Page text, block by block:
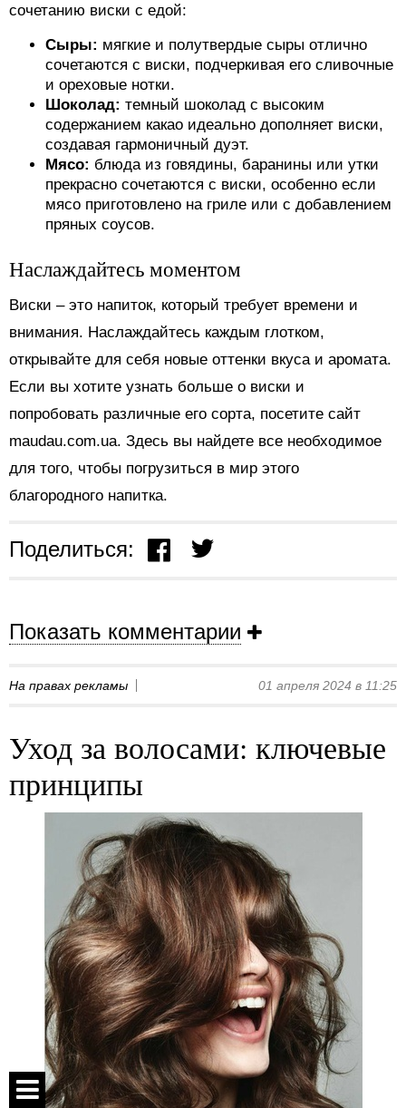
сочетанию виски с едой:
Сыры: мягкие и полутвердые сыры отлично
сочетаются с виски, подчеркивая его сливочные
и ореховые нотки.
Шоколад: темный шоколад с высоким
содержанием какао идеально дополняет виски,
создавая гармоничный дуэт.
Мясо: блюда из говядины, баранины или утки
прекрасно сочетаются с виски, особенно если
мясо приготовлено на гриле или с добавлением
пряных соусов.
Наслаждайтесь моментом
Виски – это напиток, который требует времени и
внимания. Наслаждайтесь каждым глотком,
открывайте для себя новые оттенки вкуса и аромата.
Если вы хотите узнать больше о виски и
попробовать различные его сорта, посетите сайт
maudau.com.ua. Здесь вы найдете все необходимое
для того, чтобы погрузиться в мир этого
благородного напитка.
Поделиться:
Показать комментарии
На правах рекламы 01 апреля 2024 в 11:25
Уход за волосами: ключевые
принципы